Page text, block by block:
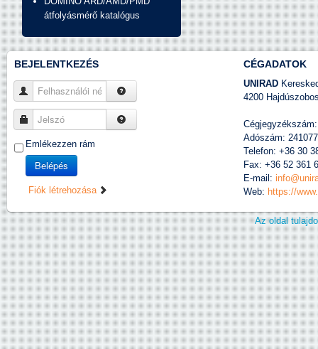
átfolyásmérő katalógus
BEJELENTKEZÉS
Felhasználói név
Jelszó
Emlékezzen rám
Belépés
Fiók létrehozása
CÉGADATOK
UNIRAD
4200
Adószám:
Telefon: +36 30
Fax: +36 52 361
E-mail:
Web: https://
Az oldal